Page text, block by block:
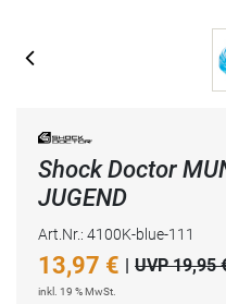
Shock Doctor
JUGEND
Art.Nr.: 4100K-blue-111
13,97 € | UVP 19,95
inkl. 19 % MwSt.